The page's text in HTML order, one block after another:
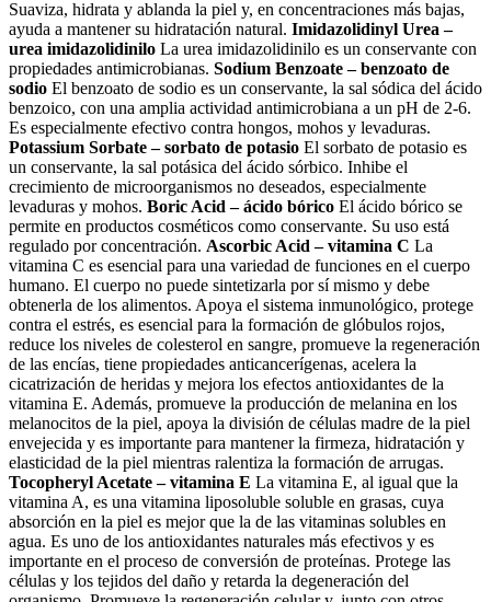
Suaviza, hidrata y ablanda la piel y, en concentraciones más bajas,
ayuda a mantener su hidratación natural. Imidazolidinyl Urea –
urea imidazolidinilo La urea imidazolidinilo es un conservante con
propiedades antimicrobianas. Sodium Benzoate – benzoato de
sodio El benzoato de sodio es un conservante, la sal sódica del ácido
benzoico, con una amplia actividad antimicrobiana a un pH de 2-6.
Es especialmente efectivo contra hongos, mohos y levaduras.
Potassium Sorbate – sorbato de potasio El sorbato de potasio es
un conservante, la sal potásica del ácido sórbico. Inhibe el
crecimiento de microorganismos no deseados, especialmente
levaduras y mohos. Boric Acid – ácido bórico El ácido bórico se
permite en productos cosméticos como conservante. Su uso está
regulado por concentración. Ascorbic Acid – vitamina C La
vitamina C es esencial para una variedad de funciones en el cuerpo
humano. El cuerpo no puede sintetizarla por sí mismo y debe
obtenerla de los alimentos. Apoya el sistema inmunológico, protege
contra el estrés, es esencial para la formación de glóbulos rojos,
reduce los niveles de colesterol en sangre, promueve la regeneración
de las encías, tiene propiedades anticancerígenas, acelera la
cicatrización de heridas y mejora los efectos antioxidantes de la
vitamina E. Además, promueve la producción de melanina en los
melanocitos de la piel, apoya la división de células madre de la piel
envejecida y es importante para mantener la firmeza, hidratación y
elasticidad de la piel mientras ralentiza la formación de arrugas.
Tocopheryl Acetate – vitamina E La vitamina E, al igual que la
vitamina A, es una vitamina liposoluble soluble en grasas, cuya
absorción en la piel es mejor que la de las vitaminas solubles en
agua. Es uno de los antioxidantes naturales más efectivos y es
importante en el proceso de conversión de proteínas. Protege las
células y los tejidos del daño y retarda la degeneración del